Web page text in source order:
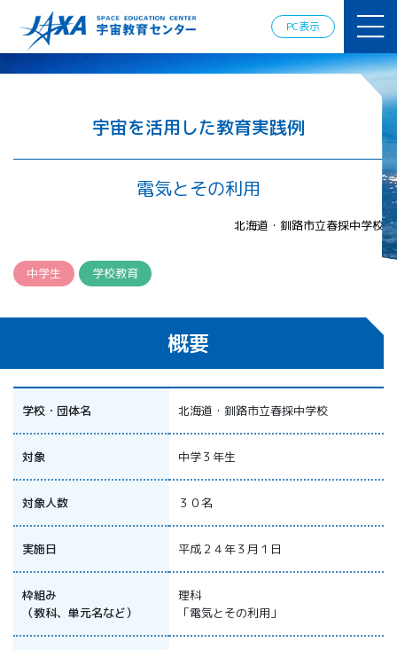
PC表示
ミー
ロスペース
情報の発
信
宇宙を活用
した教育実
践例
体験的学
習機会の
APRSAF（ア
ジア太平洋
地域宇宙機
関会議）宇
宙教育 for
All 分科会
APRSAF宇宙
教育 for All
APRSAFポス
ターコンテ
スト
APRSAF教員
セミナー
ISEB（国際
宇宙を活用した教育実践例
電気とその利用
北海道・釧路市立春採中学校
中学生 学校教育
概要
学校・団体名 北海道・釧路市立春採中学校
対象 中学３年生
対象人数 ３０名
実施日 平成２４年３月１日
枠組み
（教科、単元名など）
理科
「電気とその利用」